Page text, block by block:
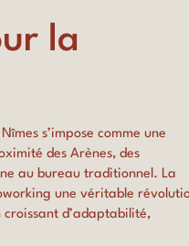
la
s’impose comme une
des Arènes, des
au bureau traditionnel. La
une véritable
croissant d’adaptabilité,